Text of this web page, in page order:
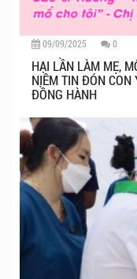
09/09/2025 0
HAI LẦN LÀM MẸ,
NIỀM TIN ĐÓN CON
ĐỒNG HÀNH